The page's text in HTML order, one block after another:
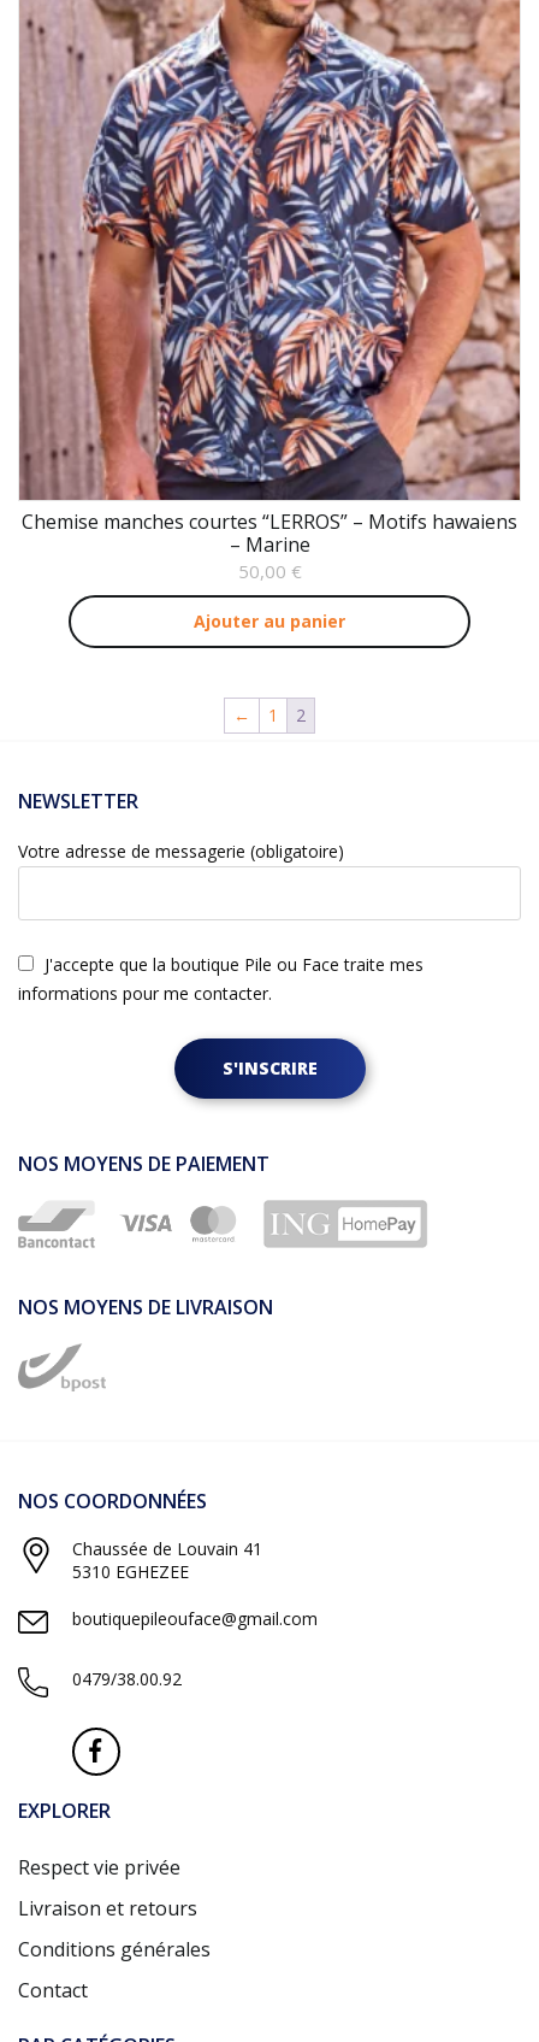
Chemise manches courtes “LERROS” – Motifs hawaiens
– Marine
50,00 €
Ajouter au panier
← 1 2
NEWSLETTER
Votre adresse de messagerie (obligatoire)
J'accepte que la boutique Pile ou Face traite mes
informations pour me contacter.
S'INSCRIRE
NOS MOYENS DE PAIEMENT
NOS MOYENS DE LIVRAISON
NOS COORDONNÉES
Chaussée de Louvain 41
5310 EGHEZEE
boutiquepileouface@gmail.com
0479/38.00.92
EXPLORER
Respect vie privée
Livraison et retours
Conditions générales
Contact